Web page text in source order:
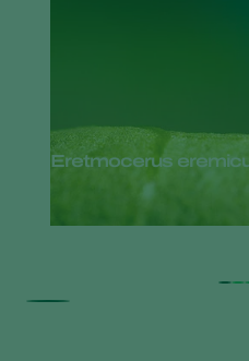
Eretmocerus